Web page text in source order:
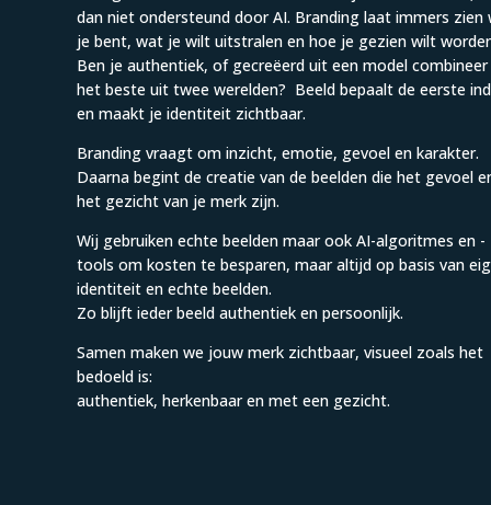
dan niet ondersteund door AI. Branding laat immers zien
je bent, wat je wilt uitstralen en hoe je gezien wilt
Ben je authentiek, of gecreëerd uit een model
het beste uit twee werelden? Beeld bepaalt de eerste
en maakt je identiteit zichtbaar.
Branding vraagt om inzicht, emotie, gevoel en karakter.
Daarna begint de creatie van de beelden die het gevoel
het gezicht van je merk zijn.
Wij gebruiken echte beelden maar ook AI-algoritmes en -
tools om kosten te besparen, maar altijd op basis van
identiteit en echte beelden.
Zo blijft ieder beeld authentiek en persoonlijk.
Samen maken we jouw merk zichtbaar, visueel zoals het
bedoeld is:
authentiek, herkenbaar en met een gezicht.